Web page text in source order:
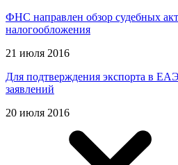
ФНС направлен обзор судебных
налогообложения
21 июля 2016
Для подтверждения экспорта в
заявлений
20 июля 2016